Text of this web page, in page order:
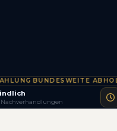
· BUNDESWEITE ABHOLUNG·
Nachverhandlungen